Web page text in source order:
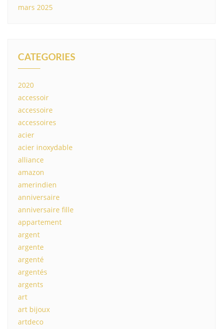
mars 2025
CATEGORIES
2020
accessoir
accessoire
accessoires
acier
acier inoxydable
alliance
amazon
amerindien
anniversaire
anniversaire fille
appartement
argent
argente
argenté
argentés
argents
art
art bijoux
artdeco